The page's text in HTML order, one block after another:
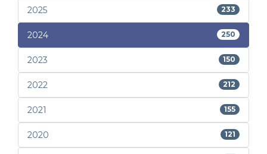
2025 233
2024 250
2023 150
2022 212
2021 155
2020 121